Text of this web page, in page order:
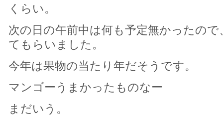
くらい。
次の日の午前中は何も予定無かったの
てもらいました。
今年は果物の当たり年だそうです。
マンゴーうまかったものなー
まだいう。